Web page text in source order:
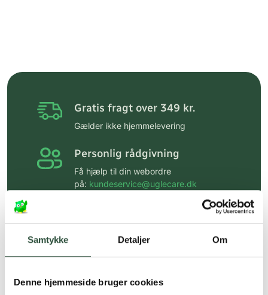
Samtykke Detaljer Om
Denne hjemmeside bruger cookies
Gratis fragt over 349 kr.
Gælder ikke hjemmelevering
Personlig rådgivning
Få hjælp til din webordre
på: kundeservice@uglecare.dk
Hurtig levering (30 min. i Kbh)
Faste lave priser*